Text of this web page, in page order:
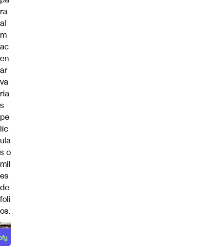
ra
al
m
ac
en
ar
va
ria
s
pe
líc
ula
s o
mil
es
de
foli
os.